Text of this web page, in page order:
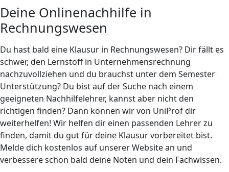
Deine Onlinenachhilfe in
Rechnungswesen
Du hast bald eine Klausur in Rechnungswesen? Dir fällt es
schwer, den Lernstoff in Unternehmensrechnung
nachzuvollziehen und du brauchst unter dem Semester
Unterstützung? Du bist auf der Suche nach einem
geeigneten Nachhilfelehrer, kannst aber nicht den
richtigen finden? Dann können wir von UniProf dir
weiterhelfen! Wir helfen dir einen passenden Lehrer zu
finden, damit du gut für deine Klausur vorbereitet bist.
Melde dich kostenlos auf unserer Website an und
verbessere schon bald deine Noten und dein Fachwissen.